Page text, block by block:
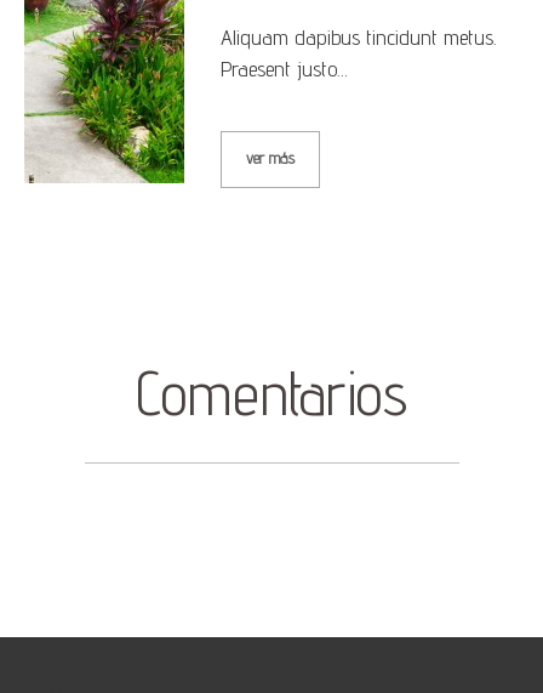
Aliquam dapibus tincidunt metus.
Praesent justo…
ver más
Comentarios